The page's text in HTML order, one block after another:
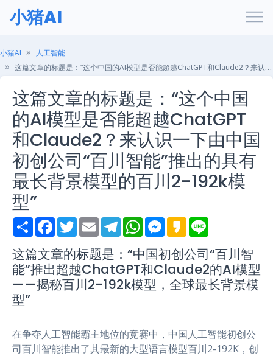
小猪AI
小猪AI
人工智能
这篇文章的标题是：“这个中国的AI模型是否能超越ChatGPT和Claude2？来认识一下由中国初创公司“百川智能”推出的具有最长背景模型的百川2-192k模型”
这篇文章的标题是：“这个中国
的AI模型是否能超越ChatGPT
和Claude2？来认识一下由中国
初创公司“百川智能”推出的具有
最长背景模型的百川2-192k模
型”
S
h
r
e
F
a
e
b
o
o
k
T
w
t
t
e
r
E
m
i
l
T
e
e
g
r
a
m
W
h
t
s
A
p
p
M
e
s
e
n
g
K
a
a
o
e
这篇文章的标题是：“中国初创公司“百川智
能”推出超越ChatGPT和Claude2的AI模型
——揭秘百川2-192k模型，全球最长背景模
型”
在争夺人工智能霸主地位的竞赛中，中国人工智能初创公
司百川智能推出了其最新的大型语言模型百川2-192K，创